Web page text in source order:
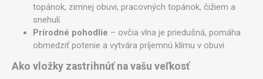
topánok, zimnej obuvi, pracovných topánok, čižiem a
snehulí.
Prírodné pohodlie – ovčia vlna je priedušná, pomáha
obmedziť potenie a vytvára príjemnú klímu v obuvi.
Ako vložky zastrihnúť na vašu veľkosť